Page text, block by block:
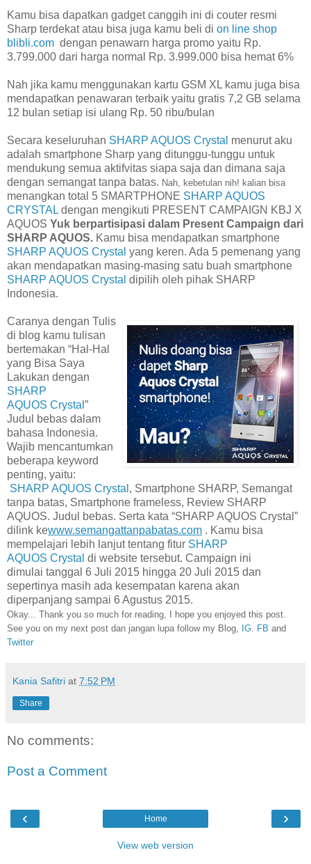
Kamu bisa dapatkan gadget canggih ini di couter resmi
Sharp terdekat atau bisa juga kamu beli di on line shop
blibli.com dengan penawarn harga promo yaitu Rp.
3.799.000 dari harga normal Rp. 3.999.000 bisa hemat 6%
Nah jika kamu menggunakan kartu GSM XL kamu juga bisa
mendapatkan penawaran terbaik yaitu gratis 7,2 GB selama
12 bulan setiap isi ulang Rp. 50 ribu/bulan
Secara keseluruhan SHARP AQUOS Crystal menurut aku
adalah smartphone Sharp yang ditunggu-tunggu untuk
mendukung semua aktifvitas siapa saja dan dimana saja
dengan semangat tanpa batas. Nah, kebetulan nih! kalian bisa
menangkan total 5 SMARTPHONE SHARP AQUOS
CRYSTALdengan mengikuti PRESENT CAMPAIGN KBJ X
AQUOS Yuk berpartisipasi dalam Present Campaign dari
SHARP AQUOS. Kamu bisa mendapatkan smartphone
SHARP AQUOS Crystal yang keren. Ada 5 pemenang yang
akan mendapatkan masing-masing satu buah smartphone
SHARP AQUOS Crystal dipilih oleh pihak SHARP
Indonesia.
Caranya dengan Tulis
di blog kamu tulisan
bertemakan “Hal-Hal
yang Bisa Saya
Lakukan dengan
SHARP
AQUOS Crystal ”
Judul bebas dalam
bahasa Indonesia.
Wajib mencantumkan
beberapa keyword
penting, yaitu:
SHARP AQUOS Crystal , Smartphone SHARP, Semangat
tanpa batas, Smartphone frameless, Review SHARP
AQUOS. Judul bebas. Serta kata “SHARP AQUOS Crystal”
dilink kewww.semangattanpabatas.com . Kamu bisa
mempelajari lebih lanjut tentang fitur SHARP
AQUOS Crystal di website tersebut. Campaign ini
dimulai tanggal 6 Juli 2015 hingga 20 Juli 2015 dan
sepertinya masih ada kesempatan karena akan
diperpanjang sampai 6 Agustus 2015.
Okay... Thank you so much for reading, I hope you enjoyed this post.
See you on my next post dan jangan lupa follow my Blog, IG. FB and
Twitter
Kania Safitri at 7:52 PM
Share
No comments:
Post a Comment
‹ ›
Home
View web version